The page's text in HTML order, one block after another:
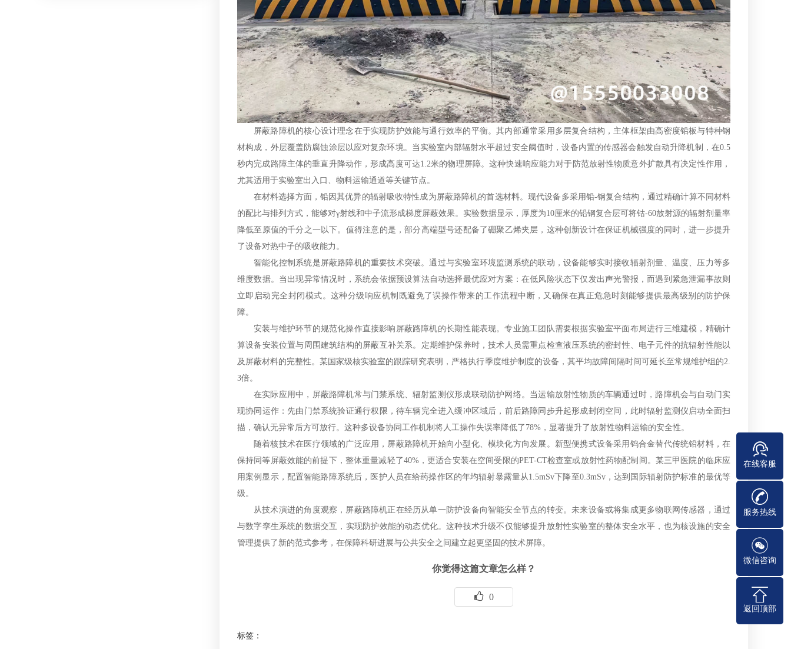
屏蔽路障机的核心设计理念在于实现防护效能与通行效率的平衡。其内部通常采用多层复合结构，主体框架由高密度铅板与特种钢
材构成，外层覆盖防腐蚀涂层以应对复杂环境。当实验室内部辐射水平超过安全阈值时，设备内置的传感器会触发自动升降机制，在0.5
秒内完成路障主体的垂直升降动作，形成高度可达1.2米的物理屏障。这种快速响应能力对于防范放射性物质意外扩散具有决定性作用，
尤其适用于实验室出入口、物料运输通道等关键节点。
在材料选择方面，铅因其优异的辐射吸收特性成为屏蔽路障机的首选材料。现代设备多采用铅-钢复合结构，通过精确计算不同材料
的配比与排列方式，能够对γ射线和中子流形成梯度屏蔽效果。实验数据显示，厚度为10厘米的铅钢复合层可将钴-60放射源的辐射剂量率
降低至原值的千分之一以下。值得注意的是，部分高端型号还配备了硼聚乙烯夹层，这种创新设计在保证机械强度的同时，进一步提升
了设备对热中子的吸收能力。
智能化控制系统是屏蔽路障机的重要技术突破。通过与实验室环境监测系统的联动，设备能够实时接收辐射剂量、温度、压力等多
维度数据。当出现异常情况时，系统会依据预设算法自动选择最优应对方案：在低风险状态下仅发出声光警报，而遇到紧急泄漏事故则
立即启动完全封闭模式。这种分级响应机制既避免了误操作带来的工作流程中断，又确保在真正危急时刻能够提供最高级别的防护保
障。
安装与维护环节的规范化操作直接影响屏蔽路障机的长期性能表现。专业施工团队需要根据实验室平面布局进行三维建模，精确计
算设备安装位置与周围建筑结构的屏蔽互补关系。定期维护保养时，技术人员需重点检查液压系统的密封性、电子元件的抗辐射性能以
及屏蔽材料的完整性。某国家级核实验室的跟踪研究表明，严格执行季度维护制度的设备，其平均故障间隔时间可延长至常规维护组的2.
3倍。
在实际应用中，屏蔽路障机常与门禁系统、辐射监测仪形成联动防护网络。当运输放射性物质的车辆通过时，路障机会与自动门实
现协同运作：先由门禁系统验证通行权限，待车辆完全进入缓冲区域后，前后路障同步升起形成封闭空间，此时辐射监测仪启动全面扫
描，确认无异常后方可放行。这种多设备协同工作机制将人工操作失误率降低了78%，显著提升了放射性物料运输的安全性。
随着核技术在医疗领域的广泛应用，屏蔽路障机开始向小型化、模块化方向发展。新型便携式设备采用钨合金替代传统铅材料，在
保持同等屏蔽效能的前提下，整体重量减轻了40%，更适合安装在空间受限的PET-CT检查室或放射性药物配制间。某三甲医院的临床应
用案例显示，配置智能路障系统后，医护人员在给药操作区的年均辐射暴露量从1.5mSv下降至0.3mSv，达到国际辐射防护标准的最优等
级。
从技术演进的角度观察，屏蔽路障机正在经历从单一防护设备向智能安全节点的转变。未来设备或将集成更多物联网传感器，通过
与数字孪生系统的数据交互，实现防护效能的动态优化。这种技术升级不仅能够提升放射性实验室的整体安全水平，也为核设施的安全
管理提供了新的范式参考，在保障科研进展与公共安全之间建立起更坚固的技术屏障。
你觉得这篇文章怎么样？
0
标签：
在线客服
服务热线
微信咨询
返回顶部